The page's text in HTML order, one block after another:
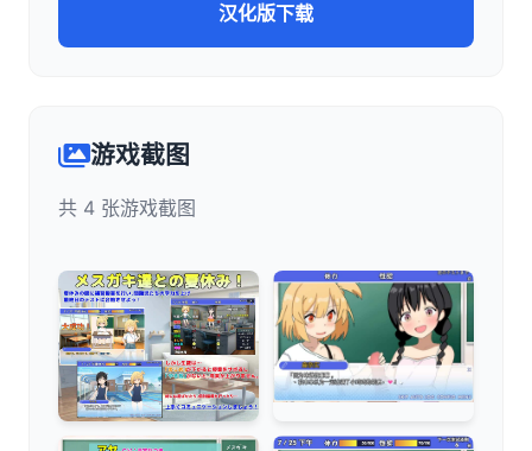
汉化版下载
游戏截图
共 4 张游戏截图